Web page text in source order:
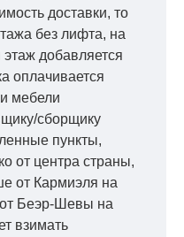
доставки, то
без лифта, на
добавляется
оплачивается
мебели
сборщику
пункты,
от центра страны,
от Кармиэля на
Беэр-Шевы на
взимать